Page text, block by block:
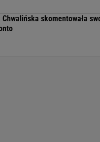
Chwalińska skomentowała